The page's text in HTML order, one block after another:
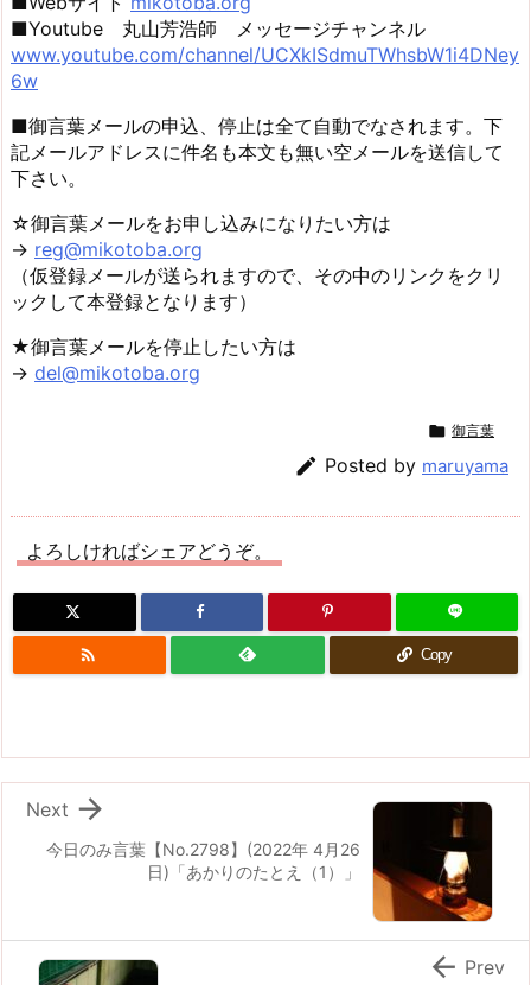
■Youtube 丸山芳浩師 メッセージチャンネル
www.youtube.com/channel/UCXkISdmuTWhsbW1i4DNey
6w
■御言葉メールの申込、停止は全て自動でなされます。下
記メールアドレスに件名も本文も無い空メールを送信して
下さい。
☆御言葉メールをお申し込みになりたい方は
→ reg@mikotoba.org
（仮登録メールが送られますので、その中のリンクをクリ
ックして本登録となります）
★御言葉メールを停止したい方は
→ del@mikotoba.org
 御言葉
 Posted by maruyama
よろしければシェアどうぞ。
 Copy
今日のみ言葉【No.2798】(2022年 4月26
日)「あかりのたとえ（1）」

Next
 Prev